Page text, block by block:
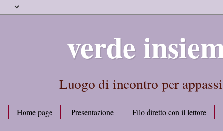
verde
Luogo di incontro per
Home page Presentazione Filo diretto con il lettore